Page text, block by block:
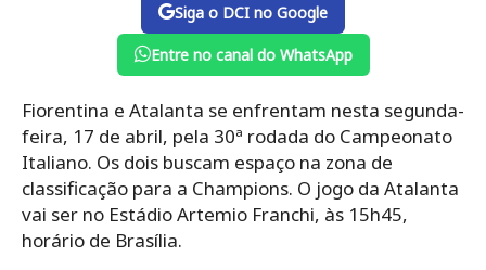
Siga o DCI no Google
Entre no canal do WhatsApp
Fiorentina e Atalanta se enfrentam nesta segunda-
feira, 17 de abril, pela 30ª rodada do Campeonato
Italiano. Os dois buscam espaço na zona de
classificação para a Champions. O jogo da Atalanta
vai ser no Estádio Artemio Franchi, às 15h45,
horário de Brasília.